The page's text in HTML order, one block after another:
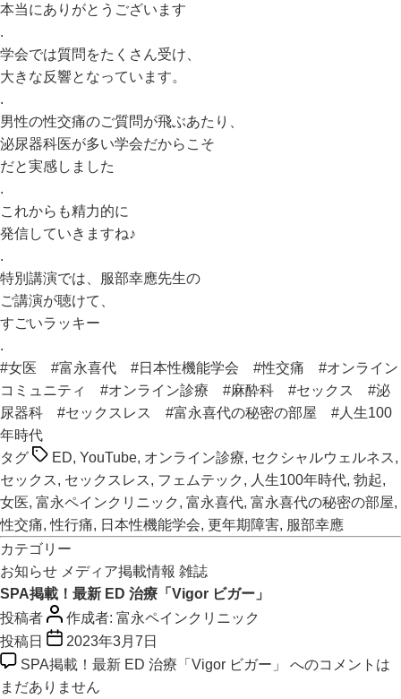
本当にありがとうございます
.
学会では質問をたくさん受け、
大きな反響となっています。
.
男性の性交痛のご質問が飛ぶあたり、
泌尿器科医が多い学会だからこそ
だと実感しました
.
これからも精力的に
発信していきますね♪
.
特別講演では、服部幸應先生の
ご講演が聴けて、
すごいラッキー
.
#女医
#富永喜代 #日本性機能学会 #性交痛
#オンライン
コミュニティ
#オンライン診療 #麻酔科 #セックス
#泌
尿器科
#セックスレス #富永喜代の秘密の部屋
#人生100
年時代
タグ
ED, YouTube, オンライン診療, セクシャルウェルネス,
セックス, セックスレス, フェムテック , 人生100年時代, 勃起,
女医, 富永ペインクリニック , 富永喜代, 富永喜代の秘密の部屋,
性交痛,性行痛, 日本性機能学会, 更年期障害, 服部幸應
カテゴリー
お知らせ メディア掲載情報 雑誌
SPA掲載！最新 ED 治療「Vigor ビガー」
投稿者
作成者: 富永ペインクリニック
投稿日
2023年3月7日
SPA掲載！最新 ED 治療「Vigor ビガー」 へのコメントは
まだありません